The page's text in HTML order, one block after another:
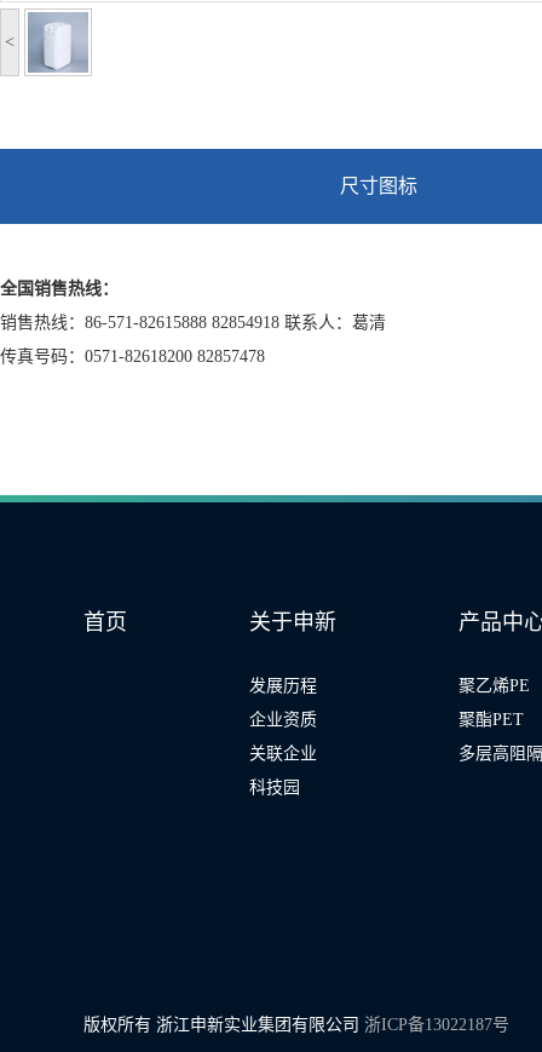
<
尺寸图标
全国销售热线：
销售热线：86-571-82615888 82854918 联系人：葛清
传真号码：0571-82618200 82857478
首页 关于申新
发展历程
企业资质
关联企业
科技园
产品中
聚乙烯PE
聚酯PET
多层高阻
版权所有 浙江申新实业集团有限公司 浙ICP备13022187号